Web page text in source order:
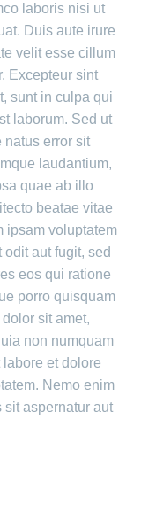
laboris nisi ut
Duis aute irure
velit esse cillum
Excepteur sint
sunt in culpa qui
laborum. Sed ut
error sit
laudantium,
quae ab illo
beatae vitae
ipsam voluptatem
aut fugit, sed
eos qui ratione
porro quisquam
sit amet,
non numquam
et dolore
Nemo enim
sit aspernatur aut